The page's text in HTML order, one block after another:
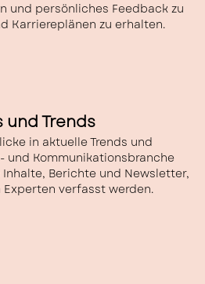
und persönliches Feedback zu
Karriereplänen zu erhalten.
Trends
in aktuelle Trends und
und Kommunikationsbranche
Berichte und Newsletter,
verfasst werden.